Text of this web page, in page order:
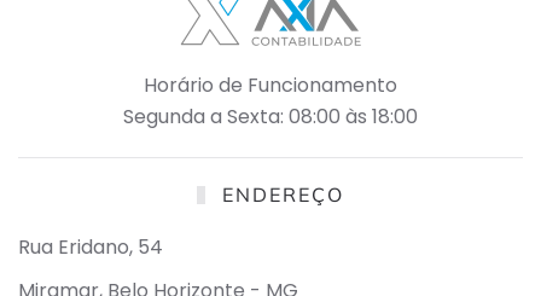
Horário de Funcionamento
Segunda a Sexta: 08:00 às 18:00
ENDEREÇO
Rua Eridano, 54